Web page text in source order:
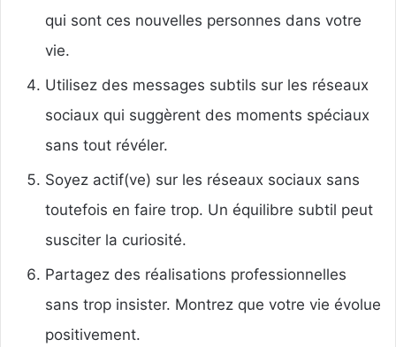
qui sont ces nouvelles personnes dans votre
vie.
Utilisez des messages subtils sur les réseaux
sociaux qui suggèrent des moments spéciaux
sans tout révéler.
Soyez actif(ve) sur les réseaux sociaux sans
toutefois en faire trop. Un équilibre subtil peut
susciter la curiosité.
Partagez des réalisations professionnelles
sans trop insister. Montrez que votre vie évolue
positivement.